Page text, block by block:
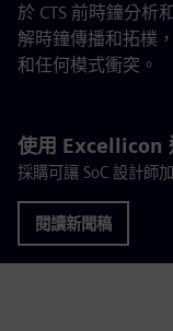
於 CTS 前時鐘分析
解時鐘傳播和拓樸
和任何模式衝突。
使用 Excellicon
採購可讓 SoC 設計師
閱讀新聞稿